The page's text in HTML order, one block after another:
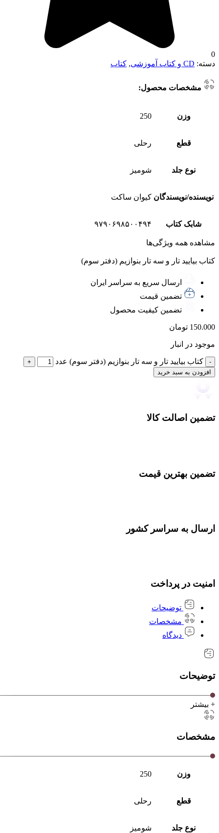
0
دسته: CD و کتاب آموزشی , کتاب
مشخصات محصول:
وزن 250
قطع رحلی
نوع جلد شومیز
نویسنده/نویسندگان کیوان ساکت
شابک کتاب ۹۷۹٠۶۹۸۵٠٠۴۹۴
مشاهده همه ویژگی‌ها
کتاب بیایید تار و سه تار بنوازیم (دفتر سوم)
ارسال سریع به سراسر ایران
تضمین قیمت
تضمین کیفیت محصول
150.000 تومان
موجود در انبار
کتاب بیایید تار و سه تار بنوازیم (دفتر سوم) عدد
افزودن به سبد خرید
تضمین اصالت کالا
تضمین بهترین قیمت
ارسال به سراسر کشور
امنیت در پرداخت
توضیحات
مشخصات
دیدگاه
توضیحات
+ بیشتر
مشخصات
وزن 250
قطع رحلی
نوع جلد شومیز